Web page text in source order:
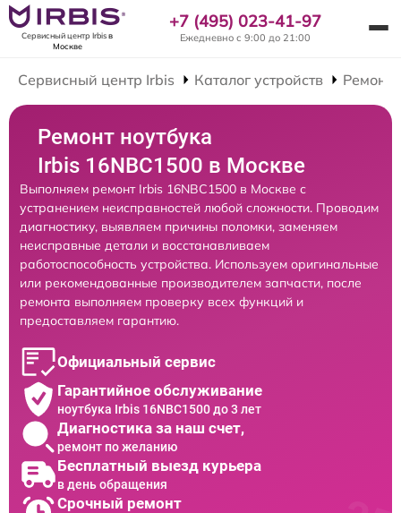
Сервисный центр Irbisв
Москве
+7 (495) 023-41-97
Ежедневно с 9:00 до 21:00
Сервисный центр Irbis Каталог устройств Ремонт
Ремонт ноутбука
Irbis 16NBC1500 в Москве
Выполняем ремонт Irbis 16NBC1500 в Москве с
устранением неисправностей любой сложности. Проводим
диагностику, выявляем причины поломки, заменяем
неисправные детали и восстанавливаем
работоспособность устройства. Используем оригинальные
или рекомендованные производителем запчасти, после
ремонта выполняем проверку всех функций и
предоставляем гарантию.
Официальный сервис
Гарантийное обслуживание
ноутбука Irbis 16NBC1500 до 3 лет
Диагностика за наш счет,
ремонт по желанию
Бесплатный выезд курьера
в день обращения
Срочный ремонт